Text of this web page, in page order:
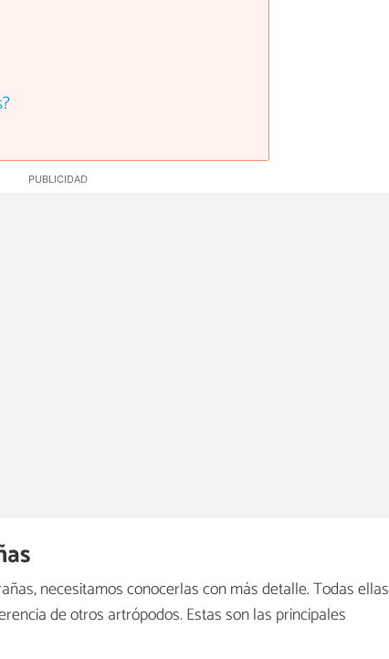
necesitamos conocerlas con más detalle. Todas ellas
de otros artrópodos. Estas son las principales